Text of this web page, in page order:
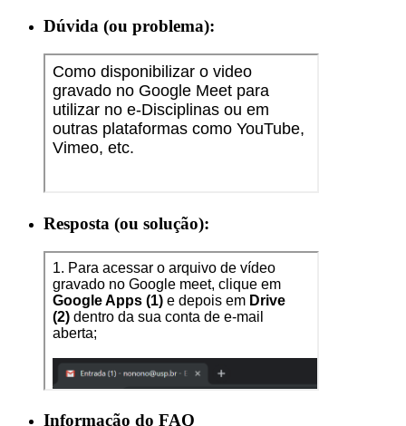
Dúvida (ou problema):
Resposta (ou solução):
Informação do FAQ